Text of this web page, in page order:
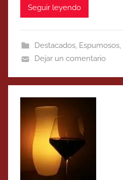
Seguir leyendo
Destacados, Espumosos,
Dejar un comentario